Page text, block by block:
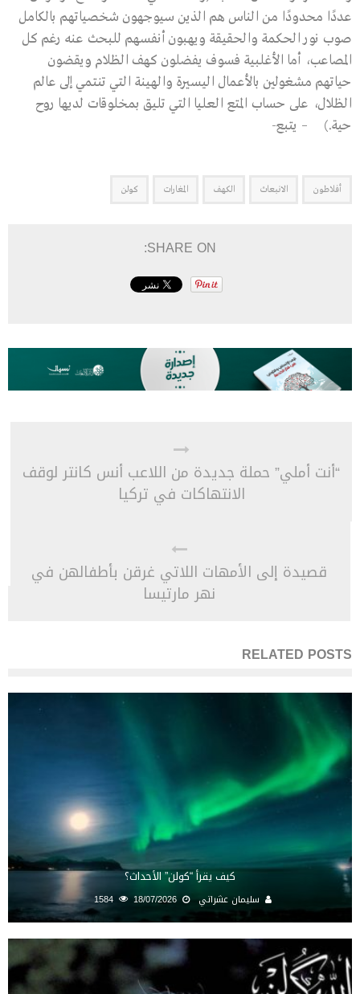
عددًا محدودًا من الناس هم الذين سيوجهون شخصياتهم بالكامل
صوب نور الحكمة والحقيقة ويهبون أنفسهم للبحث عنه رغم كل
المصاعب، أما الأغلبية فسوف يفضلون كهف الظلام ويقضون
حياتهم مشغولين بالأعمال اليسيرة والهينة التي تنتمي إلى عالم
الظلال، على حساب المتع العليا التي تليق بمخلوقات لديها روح
حية.) – يتبع-
أفلاطون الانبعاث الكهف المغارات كولن
SHARE ON:
“أنت أملي” حملة جديدة من اللاعب أنس كانتر لوقف
الانتهاكات في تركيا
قصيدة إلى الأمهات اللاتي غرقن بأطفالهن في
نهر مارتيسا
RELATED POSTS
كيف يقرأ “كولن” الأحداث؟
سليمان عشراتي 18/07/2026